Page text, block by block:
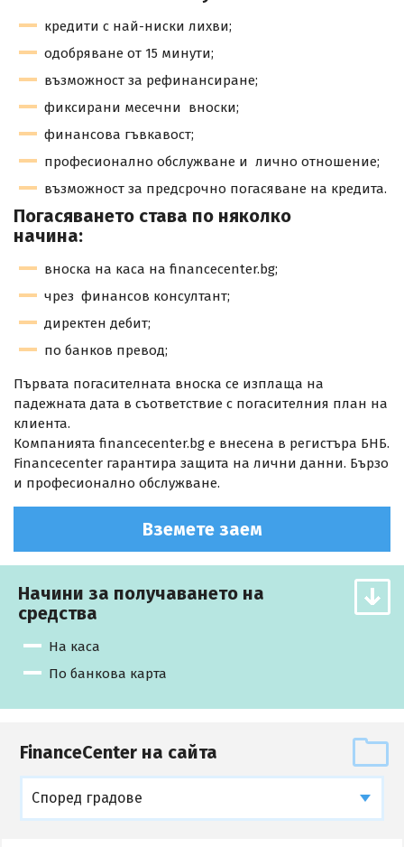
кредити с най-ниски лихви;
одобряване от 15 минути;
възможност за рефинансиране;
фиксирани месечни вноски;
финансова гъвкавост;
професионално обслужване и лично отношение;
възможност за предсрочно погасяване на кредита.
Погасяването става по няколко
начина:
вноска на каса на financecenter.bg;
чрез финансов консултант;
директен дебит;
по банков превод;
Първата погасителната вноска се изплаща на
падежната дата в съответствие с погасителния план на
клиента.
Компанията financecenter.bg е внесена в регистъра БНБ.
Financecenter гарантира защита на лични данни. Бързо
и професионално обслужване.
Вземете заем
Начини за получаването на
средства
На каса
По банкова карта
FinanceCenter на сайта
Според градове